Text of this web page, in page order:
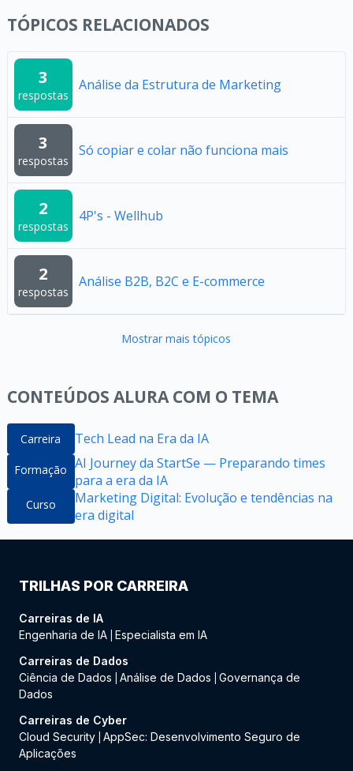
TÓPICOS RELACIONADOS
3
respostas
Análise da Estrutura de Marketing
3
respostas
Só copiar e colar não funciona mais
2
respostas
4P's - Wellhub
2
respostas
Análise B2B, B2C e E-commerce
Mostrar mais tópicos
CONTEÚDOS ALURA COM O TEMA
Carreira Tech Lead na Era da IA
Formação AI Journey da StartSe — Preparando times
para a era da IA
Curso
Marketing Digital: Evolução e tendências na
era digital
TRILHAS POR CARREIRA
Carreiras de IA
Engenharia de IA Especialista em IA
Carreiras de Dados
Ciência de Dados
Análise de Dados
Governança de
Dados
Carreiras de Cyber
Cloud Security AppSec: Desenvolvimento Seguro de
Aplicações